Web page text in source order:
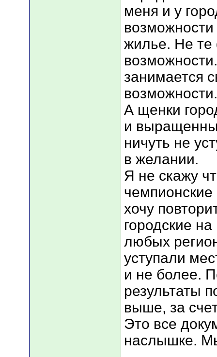
меня и у
возможности
жилье. Не
занимается
А щенки
и
ничуть не
в желании.
Я не скажу
чемпионские
хочу
городские
любых
уступали
и не более.
результаты
выше, за
Это все
наслышке.